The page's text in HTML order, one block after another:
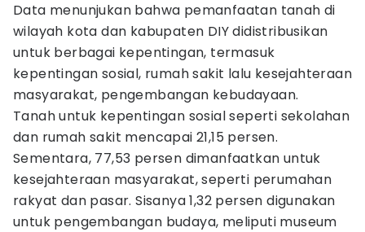
Data menunjukan bahwa pemanfaatan tanah di
wilayah kota dan kabupaten DIY didistribusikan
untuk berbagai kepentingan, termasuk
kepentingan sosial, rumah sakit lalu kesejahteraan
masyarakat, pengembangan kebudayaan.
Tanah untuk kepentingan sosial seperti sekolahan
dan rumah sakit mencapai 21,15 persen.
Sementara, 77,53 persen dimanfaatkan untuk
kesejahteraan masyarakat, seperti perumahan
rakyat dan pasar. Sisanya 1,32 persen digunakan
untuk pengembangan budaya, meliputi museum